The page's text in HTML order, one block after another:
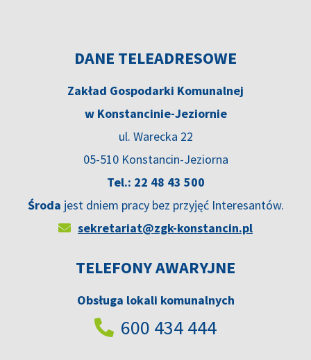
DANE TELEADRESOWE
Zakład Gospodarki Komunalnej
w Konstancinie-Jeziornie
ul. Warecka 22
05-510 Konstancin-Jeziorna
Tel.: 22 48 43 500
Środa jest dniem pracy bez przyjęć Interesantów.
sekretariat@zgk-konstancin.pl
TELEFONY AWARYJNE
Obsługa lokali komunalnych
600 434 444